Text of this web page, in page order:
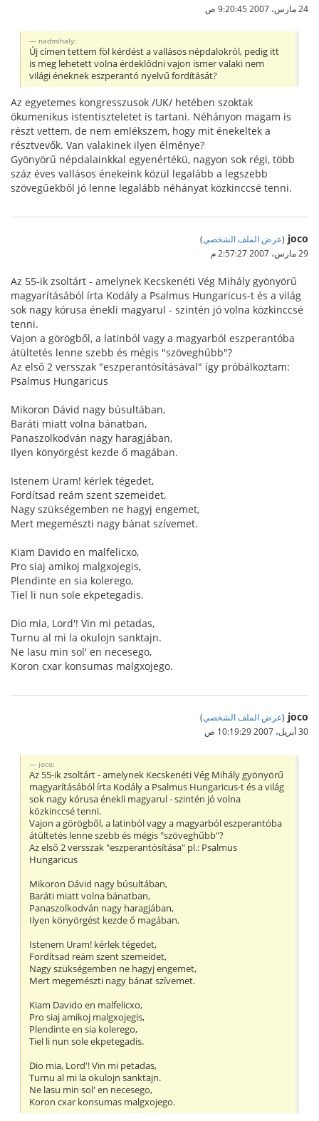
24 مارس، 2007 9:20:45 ص
nadmihaly:
Új címen tettem föl kérdést a vallásos népdalokról, pedig itt
is meg lehetett volna érdeklődni vajon ismer valaki nem
világi éneknek eszperantó nyelvű fordítását?
Az egyetemes kongresszusok /UK/ hetében szoktak
ökumenikus istentiszteletet is tartani. Néhányon magam is
részt vettem, de nem emlékszem, hogy mit énekeltek a
résztvevők. Van valakinek ilyen élménye?
Gyönyörű népdalainkkal egyenértékü, nagyon sok régi, több
száz éves vallásos énekeink közül legalább a legszebb
szövegűekből jó lenne legalább néhányat közkinccsé tenni.
joco
(عرض الملف الشخصي)
29 مارس، 2007 2:57:27 م
Az 55-ik zsoltárt - amelynek Kecskenéti Vég Mihály gyönyörű
magyarításából írta Kodály a Psalmus Hungaricus-t és a világ
sok nagy kórusa énekli magyarul - szintén jó volna közkinccsé
tenni.
Vajon a görögből, a latinból vagy a magyarból eszperantóba
átültetés lenne szebb és mégis "szöveghűbb"?
Az első 2 versszak "eszperantósításával" így próbálkoztam:
Psalmus Hungaricus
Mikoron Dávid nagy búsultában,
Baráti miatt volna bánatban,
Panaszolkodván nagy haragjában,
Ilyen könyörgést kezde ő magában.
Istenem Uram! kérlek tégedet,
Fordítsad reám szent szemeidet,
Nagy szükségemben ne hagyj engemet,
Mert megemészti nagy bánat szívemet.
Kiam Davido en malfelicxo,
Pro siaj amikoj malgxojegis,
Plendinte en sia kolerego,
Tiel li nun sole ekpetegadis.
Dio mia, Lord'! Vin mi petadas,
Turnu al mi la okulojn sanktajn.
Ne lasu min sol' en necesego,
Koron cxar konsumas malgxojego.
joco
(عرض الملف الشخصي)
30 أبريل، 2007 10:19:29 ص
joco:
Az 55-ik zsoltárt - amelynek Kecskenéti Vég Mihály gyönyörű
magyarításából írta Kodály a Psalmus Hungaricus-t és a világ
sok nagy kórusa énekli magyarul - szintén jó volna
közkinccsé tenni.
Vajon a görögből, a latinból vagy a magyarból eszperantóba
átültetés lenne szebb és mégis "szöveghűbb"?
Az első 2 versszak "eszperantósítása" pl.: Psalmus
Hungaricus
Mikoron Dávid nagy búsultában,
Baráti miatt volna bánatban,
Panaszolkodván nagy haragjában,
Ilyen könyörgést kezde ő magában.
Istenem Uram! kérlek tégedet,
Fordítsad reám szent szemeidet,
Nagy szükségemben ne hagyj engemet,
Mert megemészti nagy bánat szívemet.
Kiam Davido en malfelicxo,
Pro siaj amikoj malgxojegis,
Plendinte en sia kolerego,
Tiel li nun sole ekpetegadis.
Dio mia, Lord'! Vin mi petadas,
Turnu al mi la okulojn sanktajn.
Ne lasu min sol' en necesego,
Koron cxar konsumas malgxojego.